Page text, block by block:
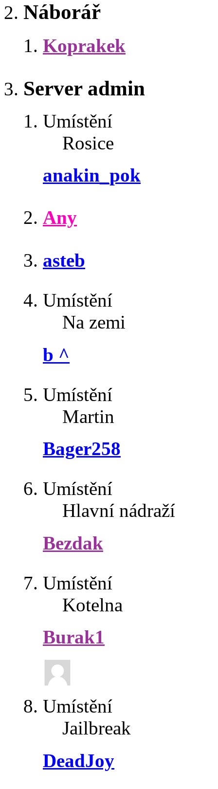
Náborář
Koprakek
Server admin
Umístění
Rosice
anakin_pok
Any
asteb
Umístění
Na zemi
b ^
Umístění
Martin
Bager258
Umístění
Hlavní nádraží
Bezdak
Umístění
Kotelna
Burak1
Umístění
Jailbreak
DeadJoy